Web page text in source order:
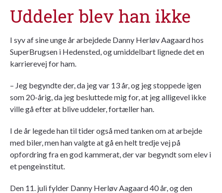
Uddeler blev han ikke
I syv af sine unge år arbejdede Danny Herløv Aagaard hos
SuperBrugsen i Hedensted, og umiddelbart lignede det en
karrierevej for ham.
– Jeg begyndte der, da jeg var 13 år, og jeg stoppede igen
som 20-årig, da jeg besluttede mig for, at jeg alligevel ikke
ville gå efter at blive uddeler, fortæller han.
I de år legede han til tider også med tanken om at arbejde
med biler, men han valgte at gå en helt tredje vej på
opfordring fra en god kammerat, der var begyndt som elev i
et pengeinstitut.
Den 11. juli fylder Danny Herløv Aagaard 40 år, og den